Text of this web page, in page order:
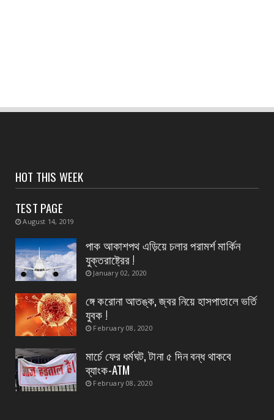
নদী বাঁধ পরিদর্শন করলেন হলদিয়ার বিধায়ক প্রদীপ
সংবাদপত্রের ধার্যকৃত সোনা ও রূপার গহনা দর
August 04, 2026
CONTACT
স্বাস্থ্য মন্ত্রীর নির্দেশে জেলার ২৮ টি ডায়াগনস্টিক
সেন্টার...
August 04, 2026
HOT THIS WEEK
TEST PAGE
August 14, 2019
পাক আকাশপথ এড়িয়ে চলার পরামর্শ মার্কিন
যুক্তরাষ্ট্রের !
January 02, 2020
ঙ্গে করোনা আতঙ্ক, জ্বর নিয়ে হাসপাতালে ভর্তি
যুবক !
February 08, 2020
মার্চে ফের ধর্মঘট, টানা ৫ দিন বন্ধ থাকবে
ব্যাংক-ATM
February 08, 2020